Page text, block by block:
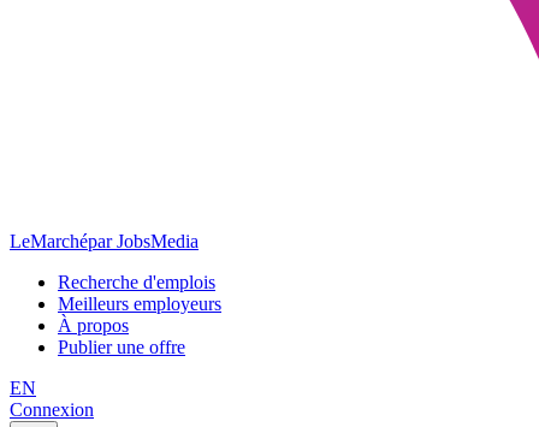
LeMarchépar JobsMedia
Recherche d'emplois
Meilleurs employeurs
À propos
Publier une offre
EN
Connexion